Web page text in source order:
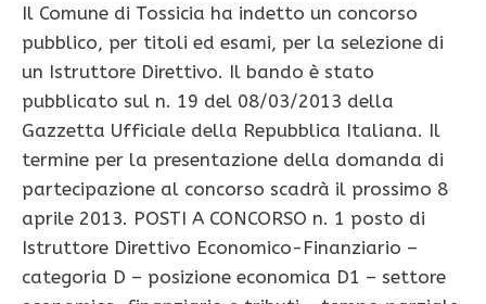
Il Comune di Tossicia ha indetto un concorso
pubblico, per titoli ed esami, per la selezione di
un Istruttore Direttivo. Il bando è stato
pubblicato sul n. 19 del 08/03/2013 della
Gazzetta Ufficiale della Repubblica Italiana. Il
termine per la presentazione della domanda di
partecipazione al concorso scadrà il prossimo 8
aprile 2013. POSTI A CONCORSO n. 1 posto di
Istruttore Direttivo Economico-Finanziario –
categoria D – posizione economica D1 – settore